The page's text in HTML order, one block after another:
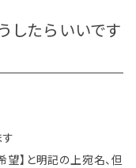
したらいいです
】と明記の上宛名、但